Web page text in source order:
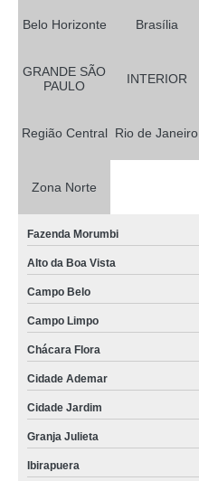
Belo Horizonte Brasília
GRANDE SÃO
PAULO
INTERIOR
Região Central Rio de Janeiro
Zona Norte
Fazenda Morumbi
Alto da Boa Vista
Campo Belo
Campo Limpo
Chácara Flora
Cidade Ademar
Cidade Jardim
Granja Julieta
Ibirapuera